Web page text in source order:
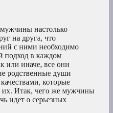
настолько
на друга, что
с ними необходимо
подход в каждом
или иначе, все они
родственные души
которые
их. Итак, чего же мужчины
идет о серьезных